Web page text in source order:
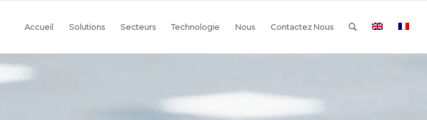
Accueil Solutions Secteurs Technologie Nous Contactez Nous